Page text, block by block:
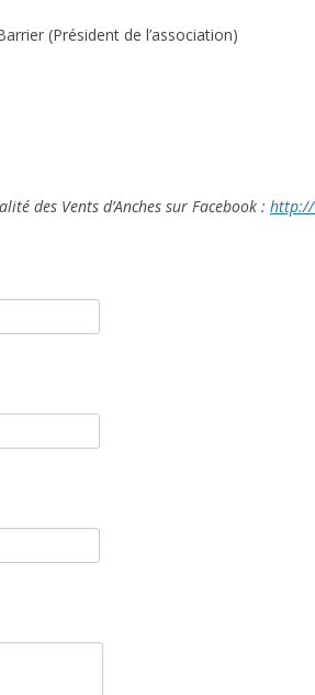
(Président de l’association)
des Vents d’Anches sur Facebook : http://